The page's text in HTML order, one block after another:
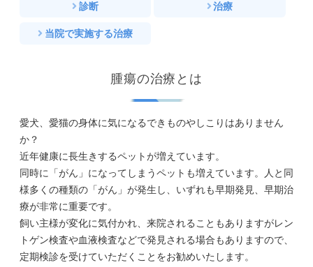
診断 治療
当院で実施する治療
腫瘍の治療とは
愛犬、愛猫の身体に気になるできものやしこりはありません
か？
近年健康に長生きするペットが増えています。
同時に「がん」になってしまうペットも増えています。人と同
様多くの種類の「がん」が発生し、いずれも早期発見、早期治
療が非常に重要です。
飼い主様が変化に気付かれ、来院されることもありますがレン
トゲン検査や血液検査などで発見される場合もありますので、
定期検診を受けていただくことをお勧めいたします。